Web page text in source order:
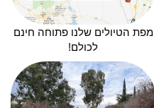
מפת הטיולים שלנו פתוחה חינם
לכולם!